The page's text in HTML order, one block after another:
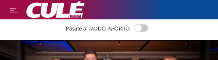
LLEGIR EN CATALÀ
Pásate al MODO AHORRO